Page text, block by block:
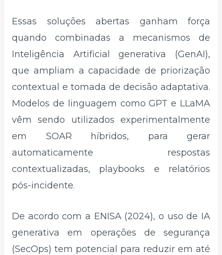
Essas soluções abertas ganham força
quando combinadas a mecanismos de
Inteligência Artificial generativa (GenAI),
que ampliam a capacidade de priorização
contextual e tomada de decisão adaptativa.
Modelos de linguagem como GPT e LLaMA
vêm sendo utilizados experimentalmente
em SOAR híbridos, para gerar
automaticamente respostas
contextualizadas, playbooks e relatórios
pós-incidente.
De acordo com a ENISA (2024), o uso de IA
generativa em operações de segurança
(SecOps) tem potencial para reduzir em até